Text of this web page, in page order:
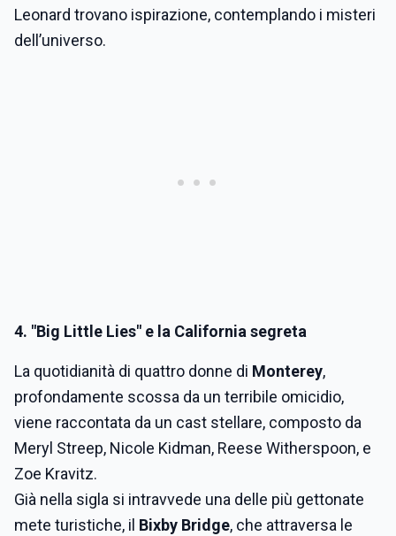
Leonard trovano ispirazione, contemplando i misteri
dell’universo.
4. "Big Little Lies" e la California segreta
La quotidianità di quattro donne di Monterey,
profondamente scossa da un terribile omicidio,
viene raccontata da un cast stellare, composto da
Meryl Streep, Nicole Kidman, Reese Witherspoon, e
Zoe Kravitz.
Già nella sigla si intravvede una delle più gettonate
mete turistiche, il Bixby Bridge, che attraversa le